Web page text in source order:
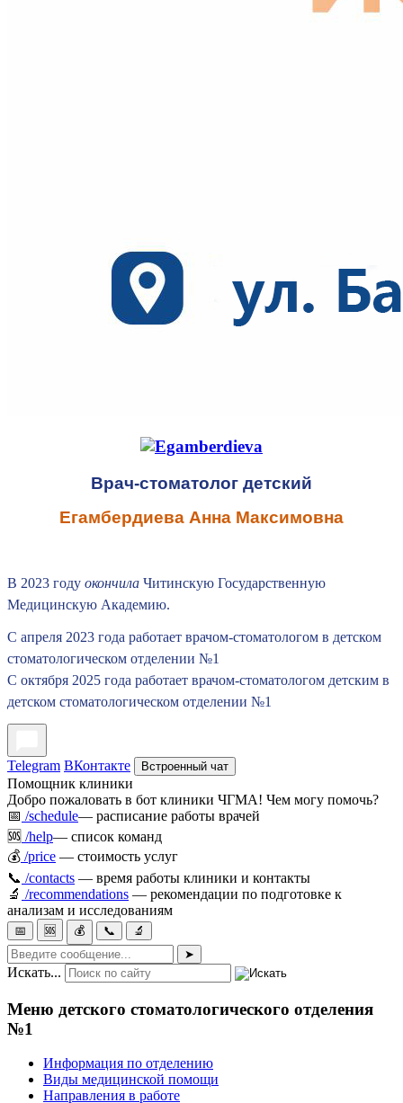
Врач-стоматолог детский
Егамбердиева Анна Максимовна
В 2023 году окончила Читинскую Государственную
Медицинскую Академию.
С апреля 2023 года работает врачом-стоматологом в детском
стоматологическом отделении №1
С октября 2025 года работает врачом-стоматологом детским в
детском стоматологическом отделении №1
Telegram ВКонтакте Встроенный чат
Помощник клиники
Добро пожаловать в бот клиники ЧГМА! Чем могу помочь?
📅 /schedule— расписание работы врачей
🆘 /help— список команд
💰 /price — стоимость услуг
📞 /contacts — время работы клиники и контакты
🔬 /recommendations — рекомендации по подготовке к
анализам и исследованиям
📅 🆘 💰 📞
🔬
➤
Искать...
Меню детского стоматологического отделения
№1
Информация по отделению
Виды медицинской помощи
Направления в работе